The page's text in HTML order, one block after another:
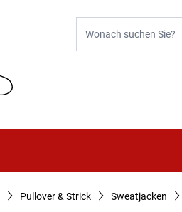
Pullover & Strick Sweatjacken